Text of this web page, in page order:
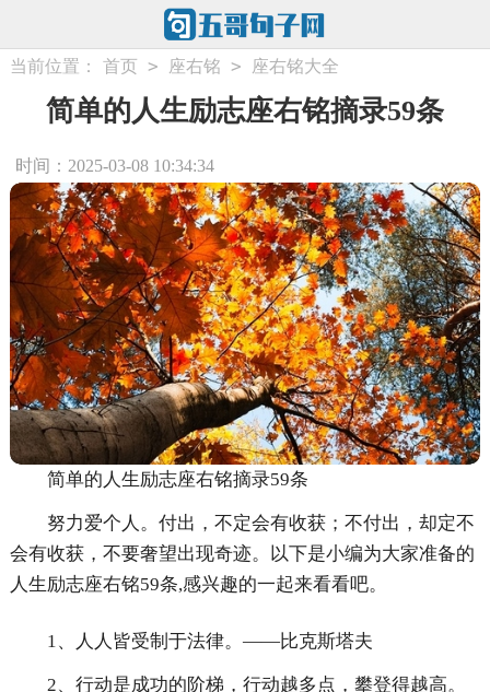
当前位置： 首页 > 座右铭 > 座右铭大全
简单的人生励志座右铭摘录59条
时间：2025-03-08 10:34:34
简单的人生励志座右铭摘录59条
努力爱个人。付出，不定会有收获；不付出，却定不
会有收获，不要奢望出现奇迹。以下是小编为大家准备的
人生励志座右铭59条,感兴趣的一起来看看吧。
1、人人皆受制于法律。——比克斯塔夫
2、行动是成功的阶梯，行动越多点，攀登得越高。